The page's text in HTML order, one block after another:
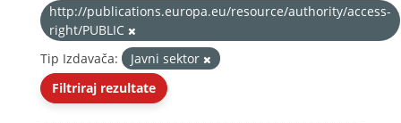
http://publications.europa.eu/resource/authority/access-
right/PUBLIC
Tip Izdavača:
Javni sektor
Filtriraj rezultate